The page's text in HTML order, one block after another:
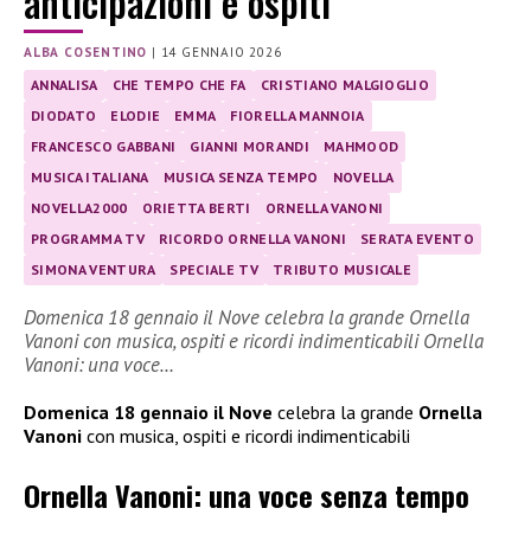
ALBA COSENTINO | 14 GENNAIO 2026
ANNALISA CHE TEMPO CHE FA
CRISTIANO MALGIOGLIO
DIODATO
ELODIE EMMA
FIORELLA MANNOIA
FRANCESCO GABBANI
GIANNI MORANDI
MAHMOOD
MUSICA ITALIANA
MUSICA SENZA TEMPO
NOVELLA
NOVELLA2000
ORIETTA BERTI
ORNELLA VANONI
PROGRAMMA TV
RICORDO ORNELLA VANONI
SERATA EVENTO
SIMONA VENTURA
SPECIALE TV TRIBUTO MUSICALE
Domenica 18 gennaio il Nove celebra la grande Ornella
Vanoni con musica, ospiti e ricordi indimenticabili Ornella
Vanoni: una voce…
Domenica 18 gennaio il Nove celebra la grande Ornella
Vanoni con musica, ospiti e ricordi indimenticabili
Ornella Vanoni: una voce senza tempo